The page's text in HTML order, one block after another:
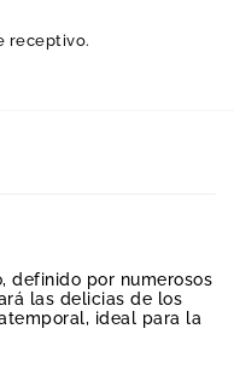
receptivo.
definido por numerosos
las delicias de los
ideal para la